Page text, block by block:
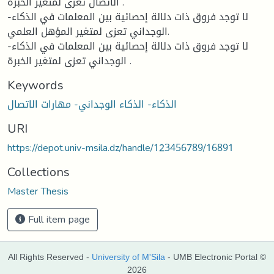
-لا توجد فروق ذات دلالة إحصائية بين المعلمات في الذكاء
الوجداني تعزى لمتغير المؤهل العلمي.
-لا توجد فروق ذات دلالة إحصائية بين المعلمات في الذكاء
الوجداني تعزى لمتغير الخبرة .
Keywords
الذكاء- الذكاء الوجداني- مهارات الاتصال
URI
https://depot.univ-msila.dz/handle/123456789/16891
Collections
Master Thesis
Full item page
All Rights Reserved - University of M'Sila - UMB Electronic Portal ©
2026